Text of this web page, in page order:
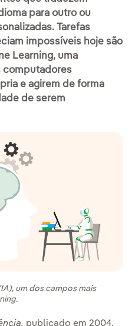
para outro ou
Tarefas
impossíveis hoje são
Learning, uma
computadores
e agirem de forma
de serem
um dos campos mais
publicado em 2004,